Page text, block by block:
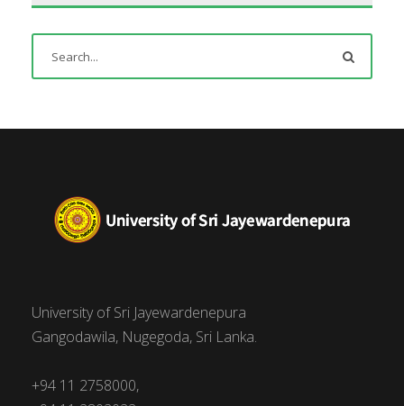
University of Sri Jayewardenepura
Gangodawila, Nugegoda, Sri Lanka.
+94 11 2758000,